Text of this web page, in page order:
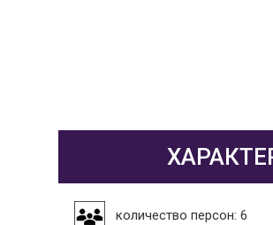
количество персон: 6